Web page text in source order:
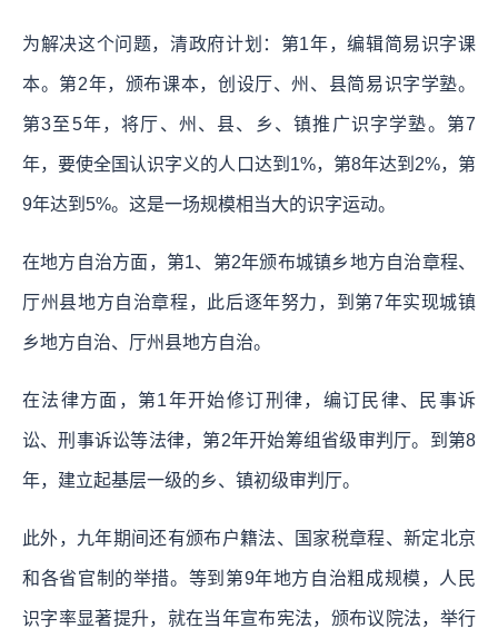
为解决这个问题，清政府计划：第1年，编辑简易识字课
本。第2年，颁布课本，创设厅、州、县简易识字学塾。
第3至5年，将厅、州、县、乡、镇推广识字学塾。第7
年，要使全国认识字义的人口达到1%，第8年达到2%，第
9年达到5%。这是一场规模相当大的识字运动。
在地方自治方面，第1、第2年颁布城镇乡地方自治章程、
厅州县地方自治章程，此后逐年努力，到第7年实现城镇
乡地方自治、厅州县地方自治。
在法律方面，第1年开始修订刑律，编订民律、民事诉
讼、刑事诉讼等法律，第2年开始筹组省级审判厅。到第8
年，建立起基层一级的乡、镇初级审判厅。
此外，九年期间还有颁布户籍法、国家税章程、新定北京
和各省官制的举措。等到第9年地方自治粗成规模，人民
识字率显著提升，就在当年宣布宪法，颁布议院法，举行